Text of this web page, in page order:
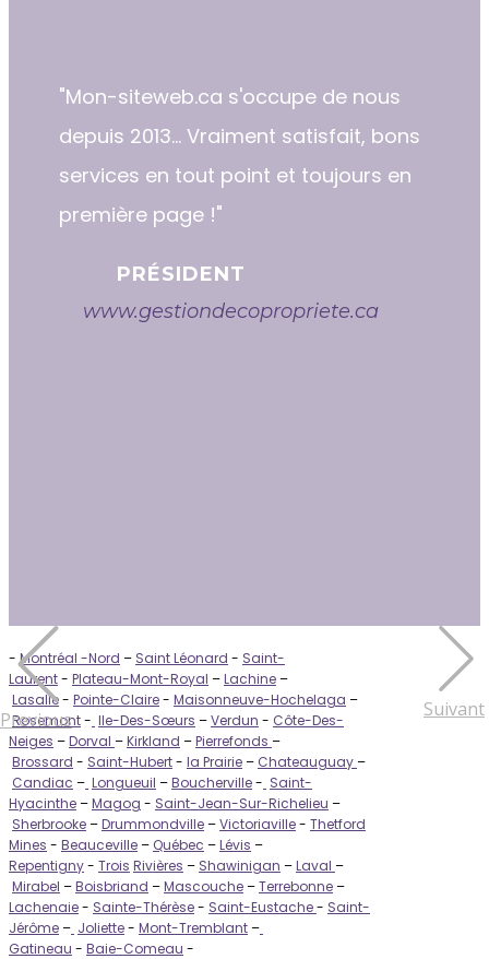
"​​Mon-siteweb.ca s'occupe de nous
depuis 2013... Vraiment satisfait, bons
services en tout point et toujours en
première page !"
PRÉSIDENT
www.gestiondecopropriete.ca
Previous Suivant
-Montréal -Nord – Saint Léonard - Saint-
Laurent- Plateau-Mont-Royal –Lachine –
Lasalle- Pointe-Claire- Maisonneuve-Hochelaga –
Rosemont- Ile-Des-Sœurs –Verdun - Côte-Des-
Neiges –Dorval –Kirkland –Pierrefonds –
Brossard - Saint-Hubert- la Prairie – Chateauguay –
Candiac – Longueuil –Boucherville- Saint-
Hyacinthe –Magog - Saint-Jean-Sur-Richelieu –
Sherbrooke –Drummondville –Victoriaville- Thetford
Mines - Beauceville – Québec –Lévis –
Repentigny- Trois Rivières – Shawinigan –Laval –
Mirabel –Boisbriand –Mascouche –Terrebonne –
Lachenaie- Sainte-Thérèse- Saint-Eustache- Saint-
Jérôme – Joliette- Mont-Tremblant –
Gatineau - Baie-Comeau -